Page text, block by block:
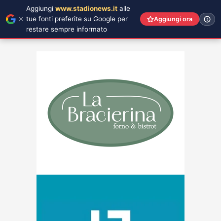
Aggiungi www.stadionews.it alle
tue fonti preferite su Google per
restare sempre informato
Aggiungi ora